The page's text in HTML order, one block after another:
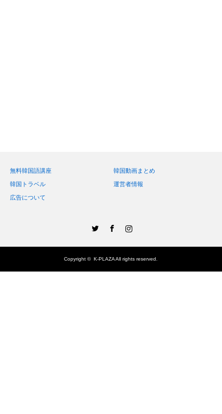
無料韓国語講座
韓国動画まとめ
韓国トラベル
運営者情報
広告について
Copyright ©K-PLAZAAll rights reserved.